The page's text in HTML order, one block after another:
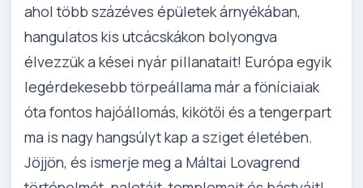
ahol több százéves épületek árnyékában,
hangulatos kis utcácskákon bolyongva
élvezzük a kései nyár pillanatait! Európa egyik
legérdekesebb törpeállama már a föníciaiak
óta fontos hajóállomás, kikötői és a tengerpart
ma is nagy hangsúlyt kap a sziget életében.
Jöjjön, és ismerje meg a Máltai Lovagrend